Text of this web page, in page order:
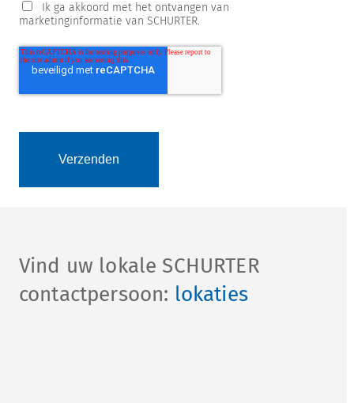
Ik ga akkoord met het ontvangen van
marketinginformatie van SCHURTER.
Vind uw lokale SCHURTER
contactpersoon: lokaties